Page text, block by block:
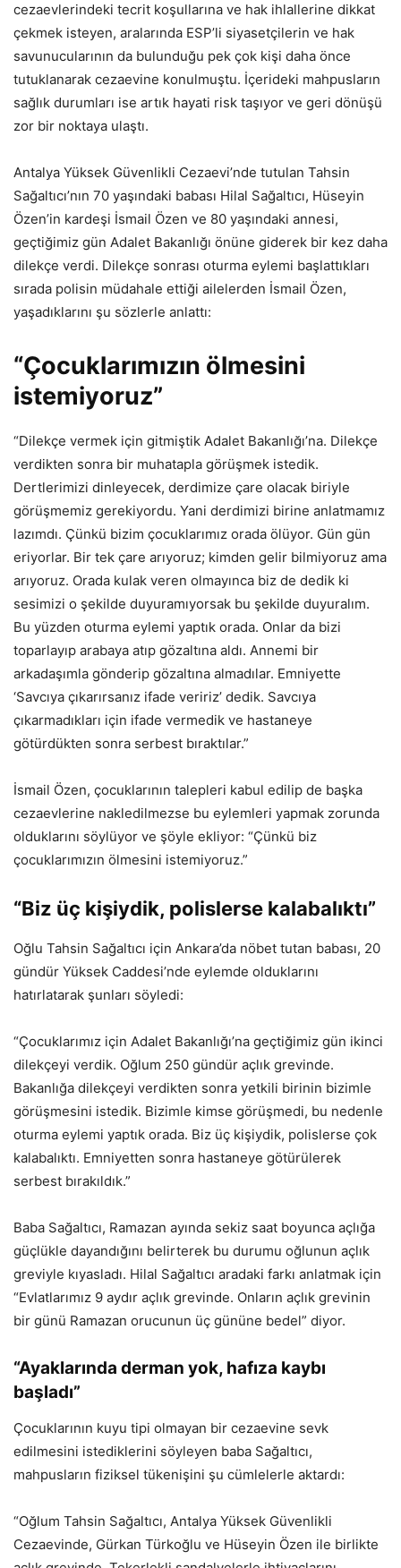
cezaevlerindeki tecrit koşullarına ve hak ihlallerine dikkat
çekmek isteyen, aralarında ESP’li siyasetçilerin ve hak
savunucularının da bulunduğu pek çok kişi daha önce
tutuklanarak cezaevine konulmuştu. İçerideki mahpusların
sağlık durumları ise artık hayati risk taşıyor ve geri dönüşü
zor bir noktaya ulaştı.
Antalya Yüksek Güvenlikli Cezaevi’nde tutulan Tahsin
Sağaltıcı’nın 70 yaşındaki babası Hilal Sağaltıcı, Hüseyin
Özen’in kardeşi İsmail Özen ve 80 yaşındaki annesi,
geçtiğimiz gün Adalet Bakanlığı önüne giderek bir kez daha
dilekçe verdi. Dilekçe sonrası oturma eylemi başlattıkları
sırada polisin müdahale ettiği ailelerden İsmail Özen,
yaşadıklarını şu sözlerle anlattı:
“Çocuklarımızın ölmesini
istemiyoruz”
“Dilekçe vermek için gitmiştik Adalet Bakanlığı’na. Dilekçe
verdikten sonra bir muhatapla görüşmek istedik.
Dertlerimizi dinleyecek, derdimize çare olacak biriyle
görüşmemiz gerekiyordu. Yani derdimizi birine anlatmamız
lazımdı. Çünkü bizim çocuklarımız orada ölüyor. Gün gün
eriyorlar. Bir tek çare arıyoruz; kimden gelir bilmiyoruz ama
arıyoruz. Orada kulak veren olmayınca biz de dedik ki
sesimizi o şekilde duyuramıyorsak bu şekilde duyuralım.
Bu yüzden oturma eylemi yaptık orada. Onlar da bizi
toparlayıp arabaya atıp gözaltına aldı. Annemi bir
arkadaşımla gönderip gözaltına almadılar. Emniyette
‘Savcıya çıkarırsanız ifade veririz’ dedik. Savcıya
çıkarmadıkları için ifade vermedik ve hastaneye
götürdükten sonra serbest bıraktılar.”
İsmail Özen, çocuklarının talepleri kabul edilip de başka
cezaevlerine nakledilmezse bu eylemleri yapmak zorunda
olduklarını söylüyor ve şöyle ekliyor: “Çünkü biz
çocuklarımızın ölmesini istemiyoruz.”
“Biz üç kişiydik, polislerse kalabalıktı”
Oğlu Tahsin Sağaltıcı için Ankara’da nöbet tutan babası, 20
gündür Yüksek Caddesi’nde eylemde olduklarını
hatırlatarak şunları söyledi:
“Çocuklarımız için Adalet Bakanlığı’na geçtiğimiz gün ikinci
dilekçeyi verdik. Oğlum 250 gündür açlık grevinde.
Bakanlığa dilekçeyi verdikten sonra yetkili birinin bizimle
görüşmesini istedik. Bizimle kimse görüşmedi, bu nedenle
oturma eylemi yaptık orada. Biz üç kişiydik, polislerse çok
kalabalıktı. Emniyetten sonra hastaneye götürülerek
serbest bırakıldık.”
Baba Sağaltıcı, Ramazan ayında sekiz saat boyunca açlığa
güçlükle dayandığını belirterek bu durumu oğlunun açlık
greviyle kıyasladı. Hilal Sağaltıcı aradaki farkı anlatmak için
“Evlatlarımız 9 aydır açlık grevinde. Onların açlık grevinin
bir günü Ramazan orucunun üç gününe bedel” diyor.
“Ayaklarında derman yok, hafıza kaybı
başladı”
Çocuklarının kuyu tipi olmayan bir cezaevine sevk
edilmesini istediklerini söyleyen baba Sağaltıcı,
mahpusların fiziksel tükenişini şu cümlelerle aktardı:
“Oğlum Tahsin Sağaltıcı, Antalya Yüksek Güvenlikli
Cezaevinde, Gürkan Türkoğlu ve Hüseyin Özen ile birlikte